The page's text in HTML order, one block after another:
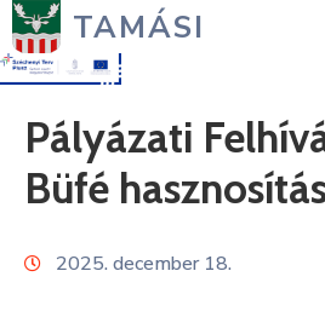
TAMÁSI
Városunk
Polgármesteri
Pályázati
Büfé
2025. december 18.